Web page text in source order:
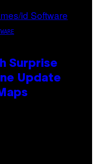
Surprise
Update